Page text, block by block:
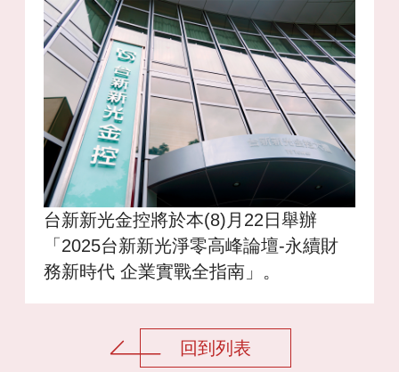
台新新光金控將於本(8)月22日舉辦
「2025台新新光淨零高峰論壇-永續財
務新時代 企業實戰全指南」。
回到列表